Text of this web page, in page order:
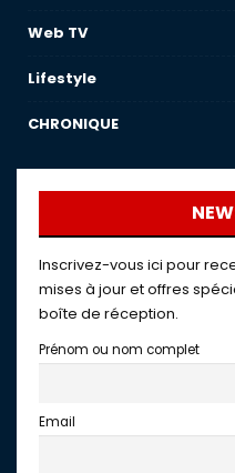
Web TV
Lifestyle
CHRONIQUE
Inscrivez-vous ici pour
mises à jour et offres
boîte de réception.
Prénom ou nom complet
Email